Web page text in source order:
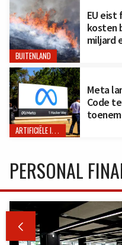
BUITENLAND
EU eist
kosten
miljard
ARTIFICIËLE INTELLIGENTIE
Meta
Code
PERSONAL
